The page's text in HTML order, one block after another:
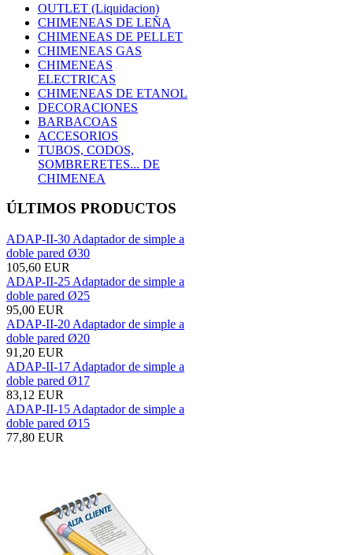
OUTLET (Liquidacion)
CHIMENEAS DE LEÑA
CHIMENEAS DE PELLET
CHIMENEAS GAS
CHIMENEAS
ELECTRICAS
CHIMENEAS DE ETANOL
DECORACIONES
BARBACOAS
ACCESORIOS
TUBOS, CODOS,
SOMBRERETES... DE
CHIMENEA
ÚLTIMOS PRODUCTOS
ADAP-II-30 Adaptador de simple a
doble pared Ø30
105,60 EUR
ADAP-II-25 Adaptador de simple a
doble pared Ø25
95,00 EUR
ADAP-II-20 Adaptador de simple a
doble pared Ø20
91,20 EUR
ADAP-II-17 Adaptador de simple a
doble pared Ø17
83,12 EUR
ADAP-II-15 Adaptador de simple a
doble pared Ø15
77,80 EUR